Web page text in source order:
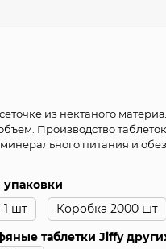
из нектаного
Производство
питания и
1 шт
Коробка 2000 шт
таблетки Jiffy